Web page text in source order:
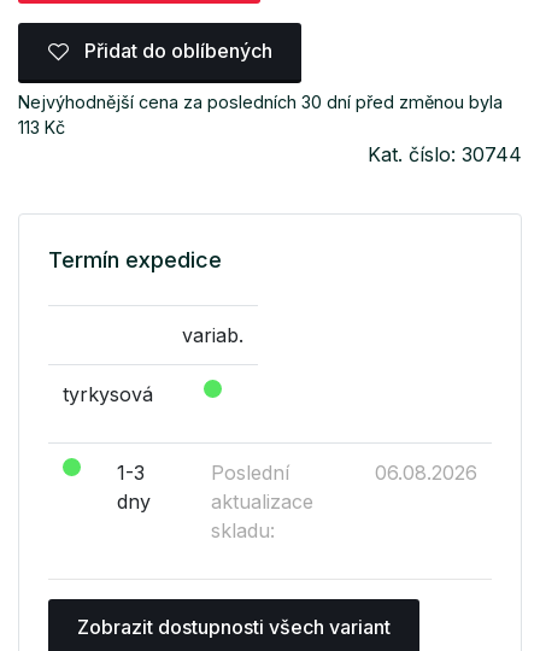
Přidat do oblíbených
Nejvýhodnější cena za posledních 30 dní před změnou byla
113 Kč
Kat. číslo: 30744
Termín expedice
variab.
tyrkysová
1-3
dny
Poslední
aktualizace
skladu:
06.08.2026
Zobrazit dostupnosti všech variant